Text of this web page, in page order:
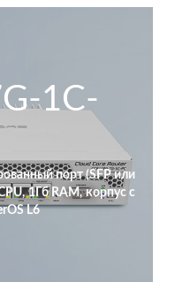
1C-
порт (SFP или
1Гб RAM, корпус с
L6